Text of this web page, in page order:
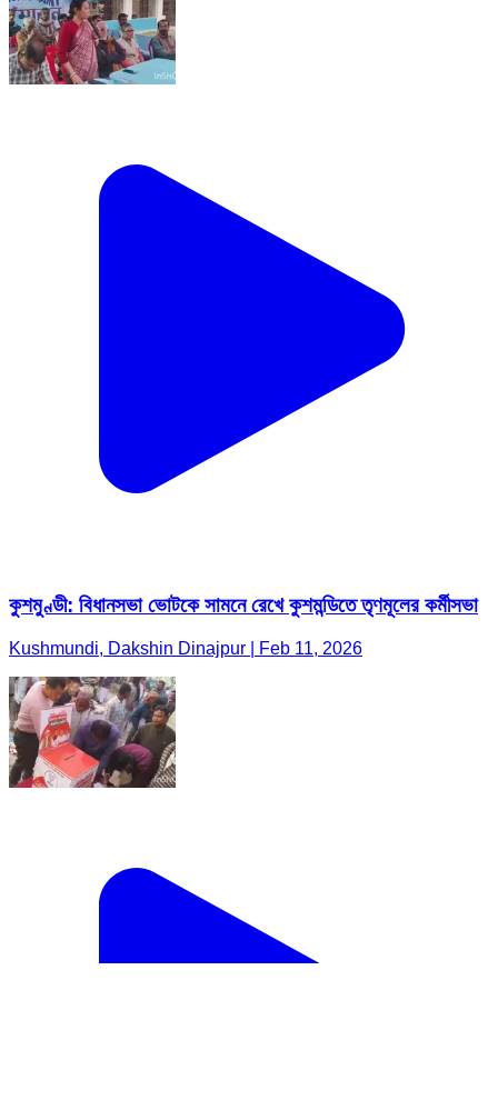
কুশমুণ্ডী: বিধানসভা ভোটকে সামনে রেখে কুশমন্ডিতে তৃণমূলের কর্মীসভা
Kushmundi, Dakshin Dinajpur | Feb 11, 2026